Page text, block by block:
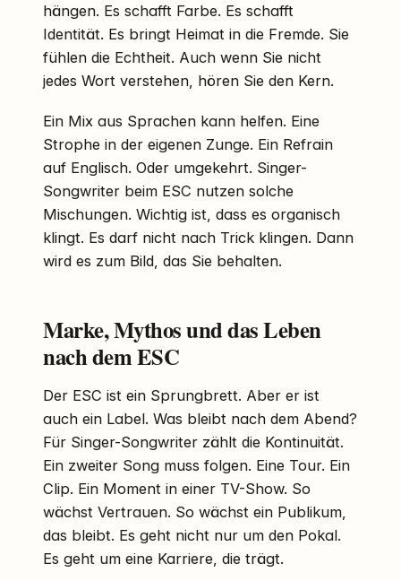
hängen. Es schafft Farbe. Es schafft
Identität. Es bringt Heimat in die Fremde. Sie
fühlen die Echtheit. Auch wenn Sie nicht
jedes Wort verstehen, hören Sie den Kern.
Ein Mix aus Sprachen kann helfen. Eine
Strophe in der eigenen Zunge. Ein Refrain
auf Englisch. Oder umgekehrt. Singer-
Songwriter beim ESC nutzen solche
Mischungen. Wichtig ist, dass es organisch
klingt. Es darf nicht nach Trick klingen. Dann
wird es zum Bild, das Sie behalten.
Marke, Mythos und das Leben
nach dem ESC
Der ESC ist ein Sprungbrett. Aber er ist
auch ein Label. Was bleibt nach dem Abend?
Für Singer-Songwriter zählt die Kontinuität.
Ein zweiter Song muss folgen. Eine Tour. Ein
Clip. Ein Moment in einer TV-Show. So
wächst Vertrauen. So wächst ein Publikum,
das bleibt. Es geht nicht nur um den Pokal.
Es geht um eine Karriere, die trägt.